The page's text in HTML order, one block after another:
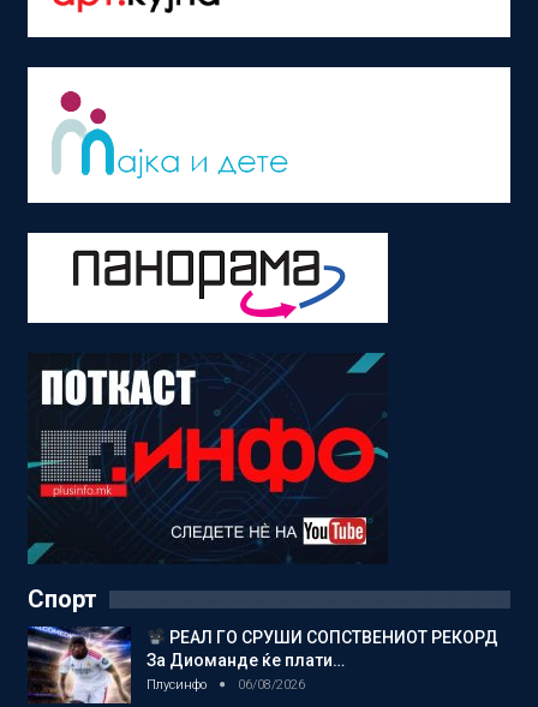
Спорт
РЕАЛ ГО СРУШИ СОПСТВЕНИОТ РЕКОРД
За Диоманде ќе плати…
Плусинфо 06/08/2026